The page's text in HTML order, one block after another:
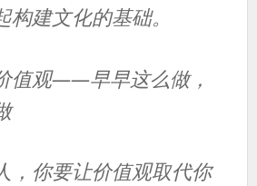
构建文化的基础。
值观——早早这么做，
，你要让价值观取代你